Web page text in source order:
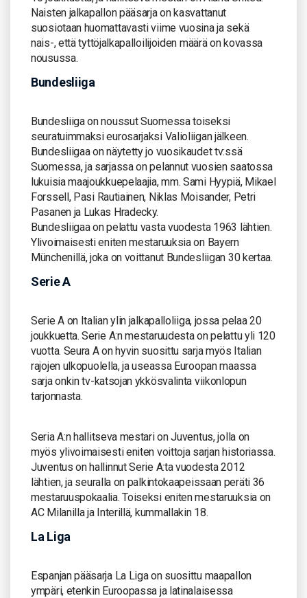
Naisten jalkapallon pääsarja on kasvattanut
suosiotaan huomattavasti viime vuosina ja sekä
nais-, että tyttöjalkapalloilijoiden määrä on kovassa
nousussa.
Bundesliiga
Bundesliiga on noussut Suomessa toiseksi
seuratuimmaksi eurosarjaksi Valioliigan jälkeen.
Bundesliigaa on näytetty jo vuosikaudet tv:ssä
Suomessa, ja sarjassa on pelannut vuosien saatossa
lukuisia maajoukkuepelaajia, mm. Sami Hyypiä, Mikael
Forssell, Pasi Rautiainen, Niklas Moisander, Petri
Pasanen ja Lukas Hradecky.
Bundesliigaa on pelattu vasta vuodesta 1963 lähtien.
Ylivoimaisesti eniten mestaruuksia on Bayern
Münchenillä, joka on voittanut Bundesliigan 30 kertaa.
Serie A
Serie A on Italian ylin jalkapalloliiga, jossa pelaa 20
joukkuetta. Serie A:n mestaruudesta on pelattu yli 120
vuotta. Seura A on hyvin suosittu sarja myös Italian
rajojen ulkopuolella, ja useassa Euroopan maassa
sarja onkin tv-katsojan ykkösvalinta viikonlopun
tarjonnasta.
Seria A:n hallitseva mestari on Juventus, jolla on
myös ylivoimaisesti eniten voittoja sarjan historiassa.
Juventus on hallinnut Serie A:ta vuodesta 2012
lähtien, ja seuralla on palkintokaapeissaan peräti 36
mestaruuspokaalia. Toiseksi eniten mestaruuksia on
AC Milanilla ja Interillä, kummallakin 18.
La Liga
Espanjan pääsarja La Liga on suosittu maapallon
ympäri, etenkin Euroopassa ja latinalaisessa